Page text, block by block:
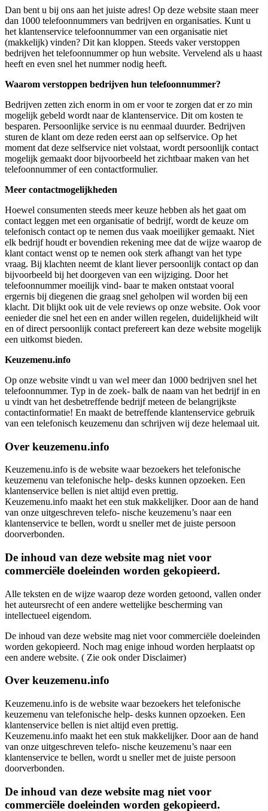
Dan bent u bij ons aan het juiste adres! Op deze website staan meer
dan 1000 telefoonnummers van bedrijven en organisaties. Kunt u
het klantenservice telefoonnummer van een organisatie niet
(makkelijk) vinden? Dit kan kloppen. Steeds vaker verstoppen
bedrijven het telefoonnummer op hun website. Vervelend als u haast
heeft en even snel het nummer nodig heeft.
Waarom verstoppen bedrijven hun telefoonnummer?
Bedrijven zetten zich enorm in om er voor te zorgen dat er zo min
mogelijk gebeld wordt naar de klantenservice. Dit om kosten te
besparen. Persoonlijke service is nu eenmaal duurder. Bedrijven
sturen de klant om deze reden eerst aan op selfservice. Op het
moment dat deze selfservice niet volstaat, wordt persoonlijk contact
mogelijk gemaakt door bijvoorbeeld het zichtbaar maken van het
telefoonnummer of een contactformulier.
Meer contactmogelijkheden
Hoewel consumenten steeds meer keuze hebben als het gaat om
contact leggen met een organisatie of bedrijf, wordt de keuze om
telefonisch contact op te nemen dus vaak moeilijker gemaakt. Niet
elk bedrijf houdt er bovendien rekening mee dat de wijze waarop de
klant contact wenst op te nemen ook sterk afhangt van het type
vraag. Bij klachten neemt de klant liever persoonlijk contact op dan
bijvoorbeeld bij het doorgeven van een wijziging. Door het
telefoonnummer moeilijk vind- baar te maken ontstaat vooral
ergernis bij diegenen die graag snel geholpen wil worden bij een
klacht. Dit blijkt ook uit de vele reviews op onze website. Ook voor
eenieder die snel het een en ander willen regelen, duidelijkheid wilt
en of direct persoonlijk contact prefereert kan deze website mogelijk
een uitkomst bieden.
Keuzemenu.info
Op onze website vindt u van wel meer dan 1000 bedrijven snel het
telefoonnummer. Typ in de zoek- balk de naam van het bedrijf in en
u vindt van het desbetreffende bedrijf meteen de belangrijkste
contactinformatie! En maakt de betreffende klantenservice gebruik
van een telefonisch keuzemenu dan schrijven wij deze helemaal uit.
Over keuzemenu.info
Keuzemenu.info is de website waar bezoekers het telefonische
keuzemenu van telefonische help- desks kunnen opzoeken. Een
klantenservice bellen is niet altijd even prettig.
Keuzemenu.info maakt het een stuk makkelijker. Door aan de hand
van onze uitgeschreven telefo- nische keuzemenu’s naar een
klantenservice te bellen, wordt u sneller met de juiste persoon
doorverbonden.
De inhoud van deze website mag niet voor
commerciële doeleinden worden gekopieerd.
Alle teksten en de wijze waarop deze worden getoond, vallen onder
het auteursrecht of een andere wettelijke bescherming van
intellectueel eigendom.
De inhoud van deze website mag niet voor commerciële doeleinden
worden gekopieerd. Noch mag enige inhoud worden herplaatst op
een andere website. ( Zie ook onder Disclaimer)
Over keuzemenu.info
Keuzemenu.info is de website waar bezoekers het telefonische
keuzemenu van telefonische help- desks kunnen opzoeken. Een
klantenservice bellen is niet altijd even prettig.
Keuzemenu.info maakt het een stuk makkelijker. Door aan de hand
van onze uitgeschreven telefo- nische keuzemenu’s naar een
klantenservice te bellen, wordt u sneller met de juiste persoon
doorverbonden.
De inhoud van deze website mag niet voor
commerciële doeleinden worden gekopieerd.